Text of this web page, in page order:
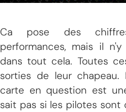
Ca pose des
performances, mais il
dans tout cela. Toutes
sorties de leur
carte en question est
sait pas si les pilotes